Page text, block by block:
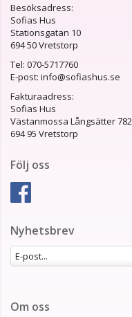
Besöksadress:
Sofias Hus
Stationsgatan 10
694 50 Vretstorp
Tel: 070-5717760
E-post: info@sofiashus.se
Fakturaadress:
Sofias Hus
Västanmossa Långsätter 782
694 95 Vretstorp
Följ oss
Nyhetsbrev
Om oss